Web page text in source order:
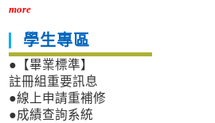
more
學生專區
●【畢業標準】
註冊組重要訊息
●線上申請重補修
●成績查詢系統